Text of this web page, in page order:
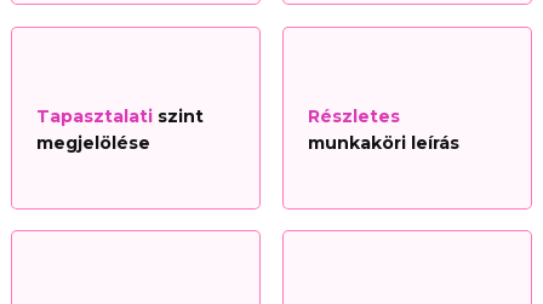
Tapasztalati szint
megjelölése
Részletes
munkaköri leírás